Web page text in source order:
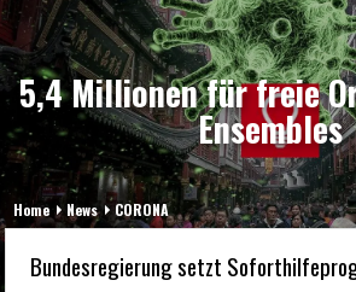
5,4 Millionen für freie
Ensembles
Home News CORONA
Bundesregierung setzt